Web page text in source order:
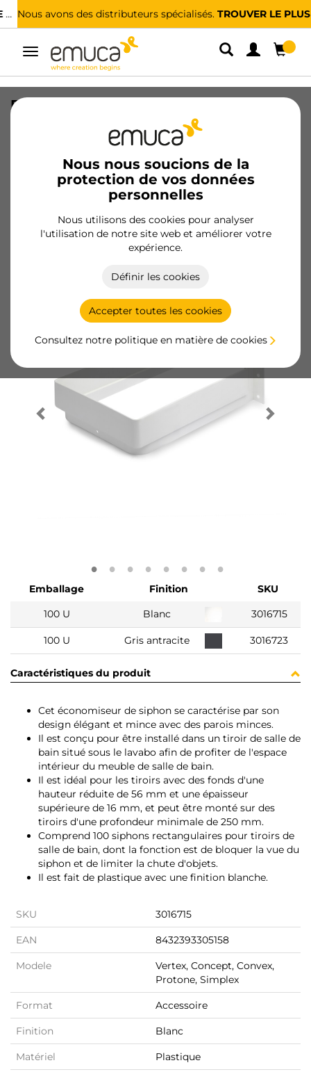
Nous avons des distributeurs spécialisés.TROUVER LE PLUS PROCHE
Alterner
navigation
Nous nous soucions de la
protection de vos données
personnelles
Nous utilisons des cookies pour analyser
l'utilisation de notre site web et améliorer votre
expérience.
Définir les cookies
Accepter toutes les cookies
Consultez notre politique en matière de cookies
Economiseur de siphon H56
rectangulaire fin pour tiroir, Plastique,
3016715/EAN 8432393305158
Fiche produit
Emballage Finition
SKU
100 U
Blanc 3016715
100 U Gris antracite 3016723
Caractéristiques du produit
Cet économiseur de siphon se caractérise par son
design élégant et mince avec des parois minces.
Il est conçu pour être installé dans un tiroir de salle de
bain situé sous le lavabo afin de profiter de l'espace
intérieur du meuble de salle de bain.
Il est idéal pour les tiroirs avec des fonds d'une
hauteur réduite de 56 mm et une épaisseur
supérieure de 16 mm, et peut être monté sur des
tiroirs d'une profondeur minimale de 250 mm.
Comprend 100 siphons rectangulaires pour tiroirs de
salle de bain, dont la fonction est de bloquer la vue du
siphon et de limiter la chute d'objets.
Il est fait de plastique avec une finition blanche.
SKU 3016715
EAN 8432393305158
Modele
Vertex, Concept, Convex,
Protone, Simplex
Format Accessoire
Finition Blanc
Matériel Plastique